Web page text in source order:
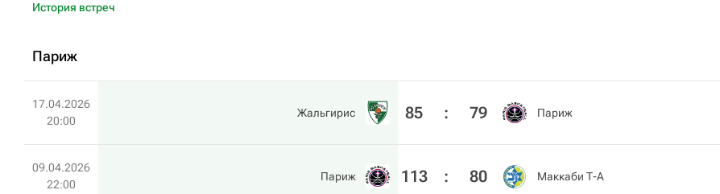
История встреч
Париж
17.04.2026
20:00
Жальгирис 85 : 79 Париж
09.04.2026
22:00
Париж 113 : 80 Маккаби Т-А